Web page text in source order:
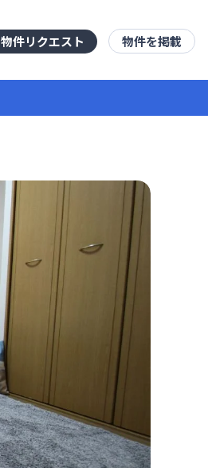
物件リクエスト 物件を掲載